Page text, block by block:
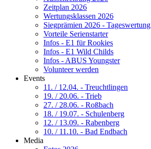
Zeitplan 2026
Wertungsklassen 2026
Siegprämien 2026 - Tageswertung
Vorteile Serienstarter
Infos - E1 für Rookies
Infos - E1 Wild Childs
Infos - ABUS Youngster
Volunteer werden
Events
11. / 12.04. - Treuchtlingen
19. / 20.06. - Trieb
27. / 28.06. - Roßbach
18. / 19.07. - Schulenberg
12. / 13.09. - Rabenberg
10. / 11.10. - Bad Endbach
Media